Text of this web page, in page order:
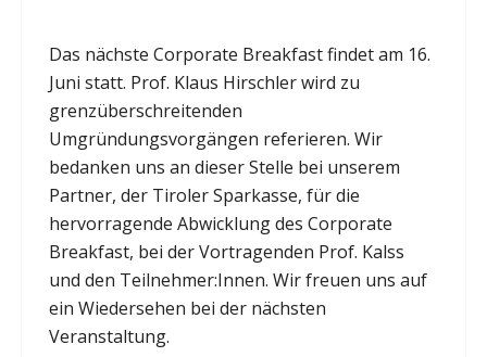
Das nächste Corporate Breakfast findet am 16.
Juni statt. Prof. Klaus Hirschler wird zu
grenzüberschreitenden
Umgründungsvorgängen referieren. Wir
bedanken uns an dieser Stelle bei unserem
Partner, der Tiroler Sparkasse, für die
hervorragende Abwicklung des Corporate
Breakfast, bei der Vortragenden Prof. Kalss
und den Teilnehmer:Innen. Wir freuen uns auf
ein Wiedersehen bei der nächsten
Veranstaltung.